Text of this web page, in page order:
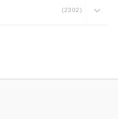
2302